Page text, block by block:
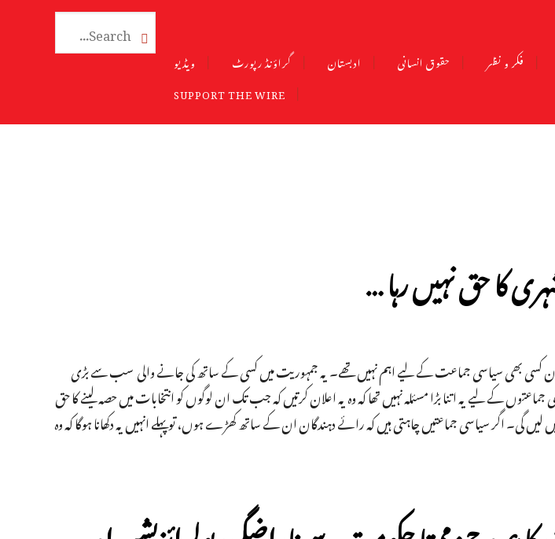
فکر و نظر حقوق انسانی ادبستان گراؤنڈ رپورٹ
ویڈیو
SUPPORT THE WIRE

کا حق نہیں رہا …
کسی بھی سیاسی جماعت کے لیے اہم نہیں تھے۔ یہ جمہوریت میں کسی کے ساتھ کی جانے والی سب سے بڑی
جماعتوں کے لیے یہ اتنا بڑا مسئلہ نہیں تھا کہ وہ یہ اعلان کرتیں کہ جب تک ان لوگوں کو انتخابات میں حصہ لینے کا حق
لیں گی۔ اگر سیاسی جماعتیں چاہتی ہیں کہ رائے دہندگان ان کے ساتھ کھڑے ہوں، تو پہلے انہیں یہ دکھانا ہوگا کہ وہ